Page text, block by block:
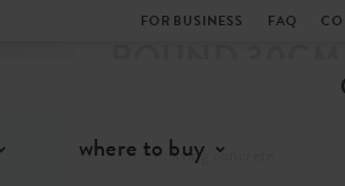
FOR BUSINESS FAQ
where to buy
LOFT URBAN
COLOR: living concrete